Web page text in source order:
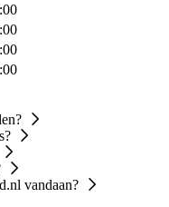
vandaan?